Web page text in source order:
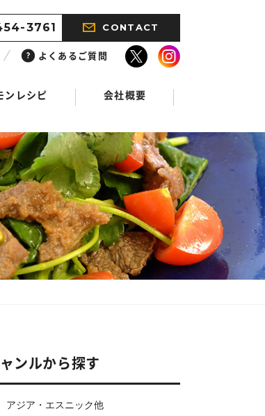
3761 CONTACT
ンレシピ 会社概要
よくあるご質問
ンルから探す
アジア・エスニック他